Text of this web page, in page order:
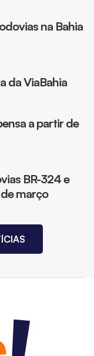
na Bahia
da ViaBahia
a partir de
BR-324 e
de março